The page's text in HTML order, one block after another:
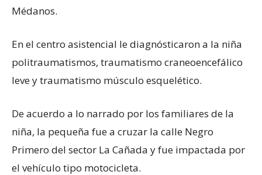
Médanos.
En el centro asistencial le diagnósticaron a la niña
politraumatismos, traumatismo craneoencefálico
leve y traumatismo músculo esquelético.
De acuerdo a lo narrado por los familiares de la
niña, la pequeña fue a cruzar la calle Negro
Primero del sector La Cañada y fue impactada por
el vehículo tipo motocicleta.